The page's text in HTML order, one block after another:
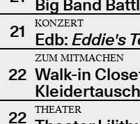
Big Band
21
KONZERT
Edb: Eddie's
22
ZUM MITMACHEN
Walk-in
22
THEATER